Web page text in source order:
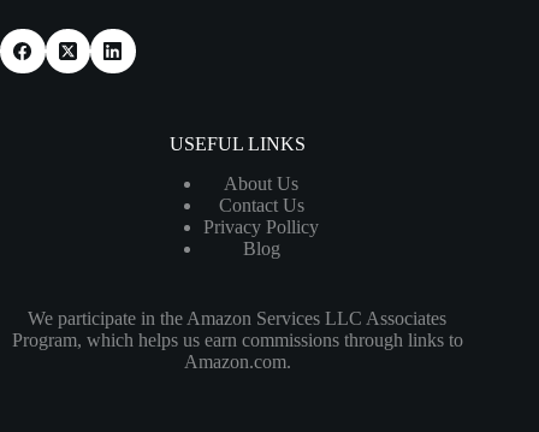
USEFUL LINKS
About Us
Contact Us
Privacy Pollicy
Blog
We participate in the Amazon Services LLC Associates
Program, which helps us earn commissions through links to
Amazon.com.